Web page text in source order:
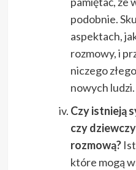
podobnie.
aspektach,
rozmowy, i
niczego
nowych ludzi.
Czy istnieją
czy
rozmową?
które mogą